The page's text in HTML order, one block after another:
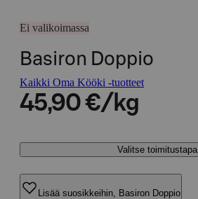
Ei valikoimassa
Basiron Doppio
Kaikki Oma Kööki -tuotteet
45,90 €/kg
Valitse toimitustapa
Lisää suosikkeihin, Basiron Doppio